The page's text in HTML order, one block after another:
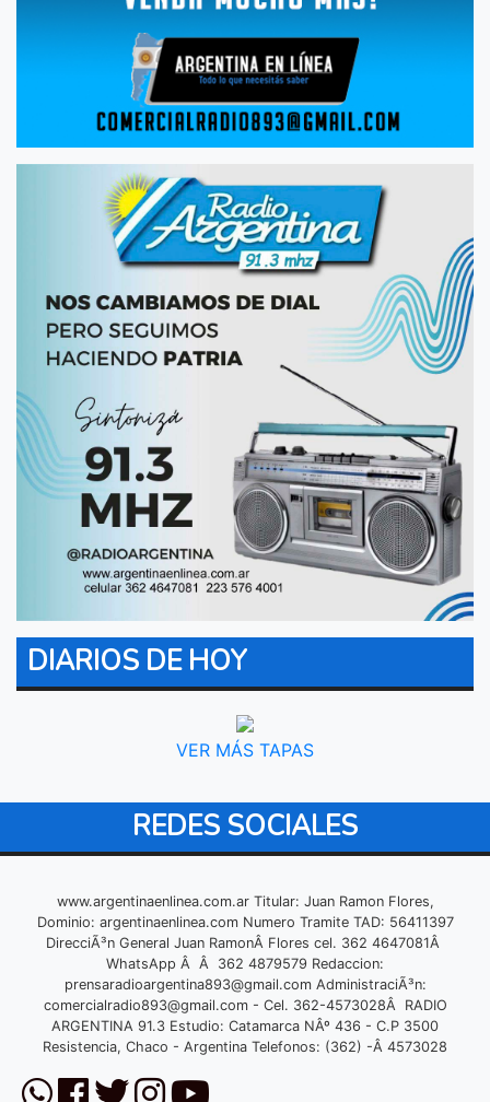
DIARIOS DE HOY
VER MÁS TAPAS
REDES SOCIALES
www.argentinaenlinea.com.ar Titular: Juan Ramon Flores,
Dominio: argentinaenlinea.com Numero Tramite TAD: 56411397
DirecciÃ³n General Juan RamonÂ Flores cel. 362 4647081Â
WhatsApp Â Â 362 4879579 Redaccion:
prensaradioargentina893@gmail.comAdministraciÃ³n:
comercialradio893@gmail.com- Cel. 362-4573028Â RADIO
ARGENTINA 91.3 Estudio: Catamarca NÂº 436 - C.P 3500
Resistencia, Chaco - Argentina Telefonos: (362) -Â 4573028